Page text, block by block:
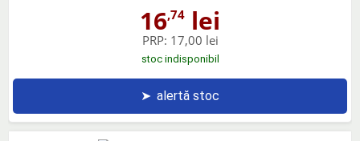
16,74 lei
PRP: 17,00 lei
stoc indisponibil
➤ alertă stoc